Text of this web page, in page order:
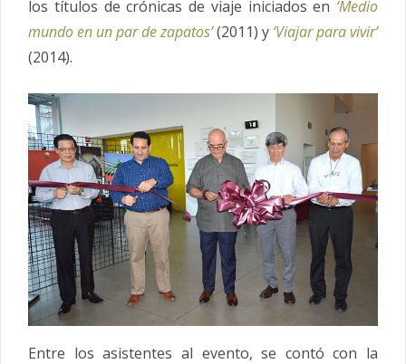
los títulos de crónicas de viaje iniciados en ‘Medio
mundo en un par de zapatos’(2011) y ‘Viajar para vivir’
(2014).
Entre los asistentes al evento, se contó con la